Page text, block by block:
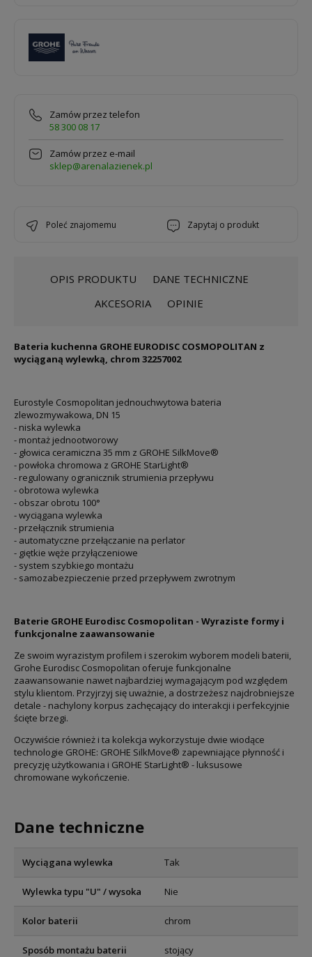
Zamów przez telefon
58 300 08 17
Zamów przez e-mail
sklep@arenalazienek.pl
poleć znajomemu zapytaj o produkt
OPIS PRODUKTU
DANE TECHNICZNE
AKCESORIA
OPINIE
Bateria kuchenna GROHE EURODISC COSMOPOLITAN z
wyciąganą wylewką, chrom 32257002
Eurostyle Cosmopolitan jednouchwytowa bateria
zlewozmywakowa, DN 15
- niska wylewka
- montaż jednootworowy
- głowica ceramiczna 35 mm z GROHE SilkMove®
- powłoka chromowa z GROHE StarLight®
- regulowany ogranicznik strumienia przepływu
- obrotowa wylewka
- obszar obrotu 100°
- wyciągana wylewka
- przełącznik strumienia
- automatyczne przełączanie na perlator
- giętkie węże przyłączeniowe
- system szybkiego montażu
- samozabezpieczenie przed przepływem zwrotnym
Baterie GROHE Eurodisc Cosmopolitan - Wyraziste formy i
funkcjonalne zaawansowanie
Ze swoim wyrazistym profilem i szerokim wyborem modeli baterii,
Grohe Eurodisc Cosmopolitan oferuje funkcjonalne
zaawansowanie nawet najbardziej wymagającym pod względem
stylu klientom. Przyjrzyj się uważnie, a dostrzeżesz najdrobniejsze
detale - nachylony korpus zachęcający do interakcji i perfekcyjnie
ścięte brzegi.
Oczywiście również i ta kolekcja wykorzystuje dwie wiodące
technologie GROHE: GROHE SilkMove® zapewniające płynność i
precyzję użytkowania i GROHE StarLight® - luksusowe
chromowane wykończenie.
Dane techniczne
Wyciągana wylewka Tak
Wylewka typu "U" / wysoka Nie
Kolor baterii chrom
Sposób montażu baterii stojący